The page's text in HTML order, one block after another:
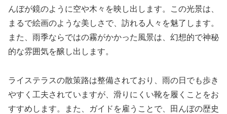
んぼが鏡のように空や木々を映し出します。この光景は、
まるで絵画のような美しさで、訪れる人々を魅了します。
また、雨季ならではの霧がかかった風景は、幻想的で神秘
的な雰囲気を醸し出します。
ライステラスの散策路は整備されており、雨の日でも歩き
やすく工夫されていますが、滑りにくい靴を履くことをお
すすめします。また、ガイドを雇うことで、田んぼの歴史